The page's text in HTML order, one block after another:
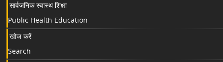
सार्वजनिक स्वास्थ शिक्षा
Public Health Education
खोज करें
Search